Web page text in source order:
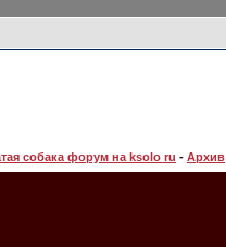
собака форум на ksolo ru - Архив